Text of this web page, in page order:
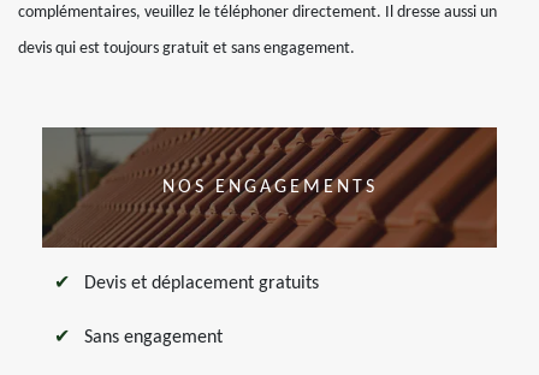
complémentaires, veuillez le téléphoner directement. Il dresse aussi un
devis qui est toujours gratuit et sans engagement.
NOS ENGAGEMENTS
Devis et déplacement gratuits
Sans engagement